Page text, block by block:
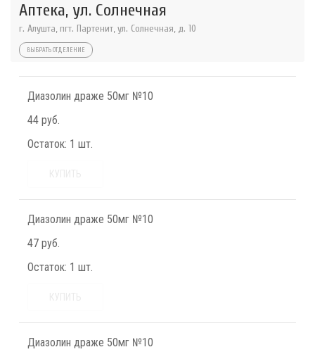
Аптека, ул. Солнечная
г. Алушта, пгт. Партенит, ул. Солнечная, д. 10
ВЫБРАТЬ ОТДЕЛЕНИЕ
Диазолин драже 50мг №10
44 руб.
Остаток: 1 шт.
Диазолин драже 50мг №10
47 руб.
Остаток: 1 шт.
Диазолин драже 50мг №10